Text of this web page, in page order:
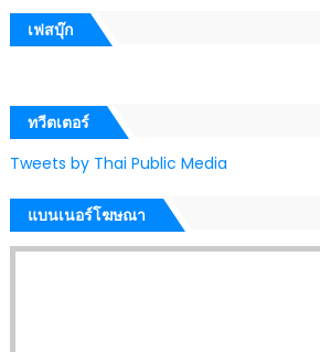
เฟสบุ๊ก
ทวีตเตอร์
Tweets by Thai Public Media
แบนเนอร์โฆษณา